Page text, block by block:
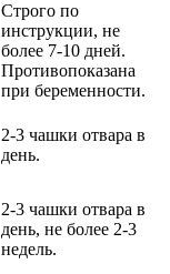
Строго по
инструкции, не
более 7-10 дней.
Противопоказана
при беременности.
2-3 чашки отвара в
день.
2-3 чашки отвара в
день, не более 2-3
недель.